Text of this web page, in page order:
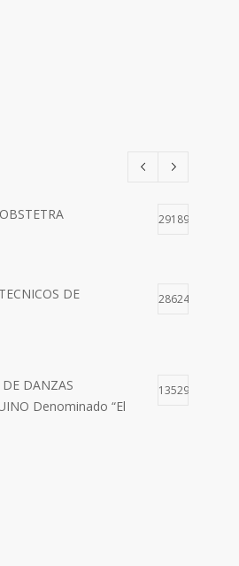
29189
DE
28624
DANZAS
Denominado “El
13529